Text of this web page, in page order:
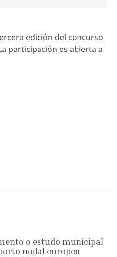
edición del concurso
participación es abierta a
o estudo municipal
nodal europeo